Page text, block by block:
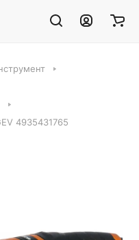
4935431765